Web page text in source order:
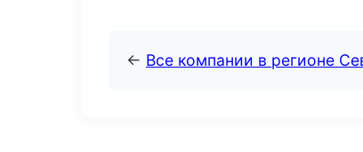
← Все компании в регионе